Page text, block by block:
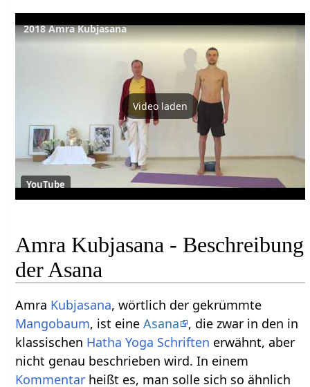
2018 Amra Kubjasana
Video laden
YouTube
Amra Kubjasana - Beschreibung
der Asana
Amra Kubjasana, wörtlich der gekrümmte
Mangobaum, ist eineAsana
, die zwar in den in
klassischen Hatha Yoga Schriften erwähnt, aber
nicht genau beschrieben wird. In einem
Kommentar heißt es, man solle sich so ähnlich